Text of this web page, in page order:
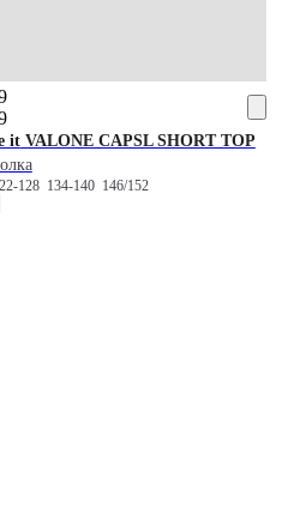
itVALONE CAPSL SHORT TOP
128 134-140 146/152